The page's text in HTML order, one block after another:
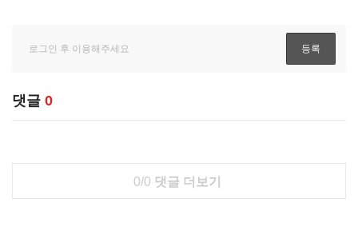
댓글 0
0/0 댓글 더보기